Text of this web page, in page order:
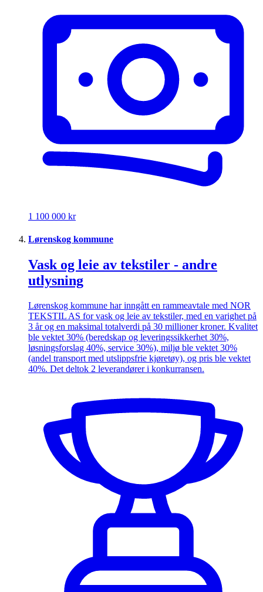
1 100 000 kr
Lørenskog kommune
Vask og leie av tekstiler - andre
utlysning
Lørenskog kommune har inngått en rammeavtale med NOR
TEKSTIL AS for vask og leie av tekstiler, med en varighet på
3 år og en maksimal totalverdi på 30 millioner kroner. Kvalitet
ble vektet 30% (beredskap og leveringssikkerhet 30%,
løsningsforslag 40%, service 30%), miljø ble vektet 30%
(andel transport med utslippsfrie kjøretøy), og pris ble vektet
40%. Det deltok 2 leverandører i konkurransen.